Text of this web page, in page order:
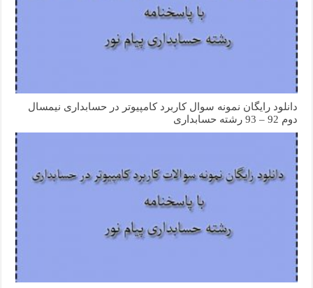
دانلود رایگان نمونه سوال کاربرد کامپیوتر در حسابداری نیمسال
دوم 92 – 93 رشته حسابداری